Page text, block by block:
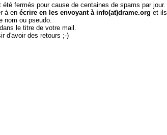
été fermés pour cause de centaines de spams par jour.
à en écrire en les envoyant à info(at)drame.org et ils
nom ou pseudo.
le titre de votre mail.
d'avoir des retours ;-)